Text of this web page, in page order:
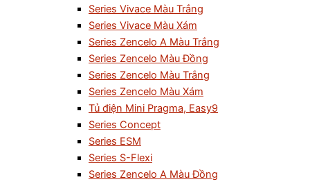
Series Vivace Màu Trắng
Series Vivace Màu Xám
Series Zencelo A Màu Trắng
Series Zencelo Màu Đồng
Series Zencelo Màu Trắng
Series Zencelo Màu Xám
Tủ điện Mini Pragma, Easy9
Series Concept
Series ESM
Series S-Flexi
Series Zencelo A Màu Đồng